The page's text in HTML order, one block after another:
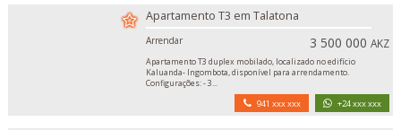
Apartamento T3 em Talatona
Arrendar 3 500 000AKZ
Apartamento T3 duplex mobilado, localizado no edifício
Kaluanda- Ingombota, disponível para arrendamento.
Configurações: - 3...
941 xxx xxx +24 xxx xxx